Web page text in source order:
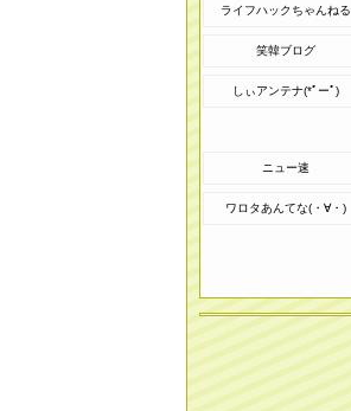
ライフハックちゃんねる
笑韓ブログ
しぃアンテナ(*ﾟーﾟ)
ニュー速
ワロタあんてな(・∀・)